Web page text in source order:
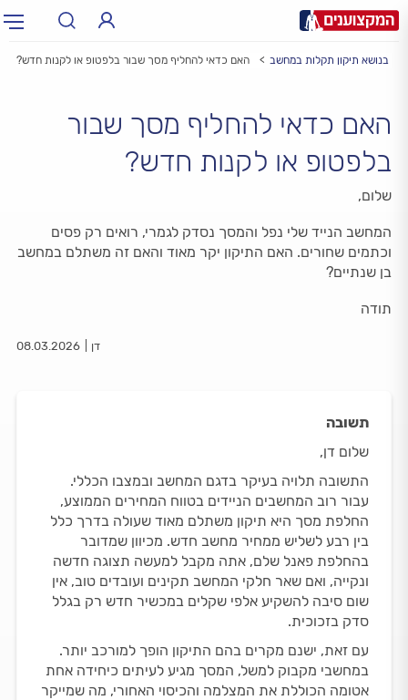
עיר: תל אביב, חיפה…
בנושא תיקון תקלות במחשב האם כדאי להחליף מסך שבור בלפטופ או לקנות חדש?
האם כדאי להחליף מסך שבור
בלפטופ או לקנות חדש?
שלום,
המחשב הנייד שלי נפל והמסך נסדק לגמרי, רואים רק פסים
וכתמים שחורים. האם התיקון יקר מאוד והאם זה משתלם במחשב
בן שנתיים?
תודה
דן 08.03.2026
תשובה
שלום דן,
התשובה תלויה בעיקר בדגם המחשב ובמצבו הכללי.
עבור רוב המחשבים הניידים בטווח המחירים הממוצע,
החלפת מסך היא תיקון משתלם מאוד שעולה בדרך כלל
בין רבע לשליש ממחיר מחשב חדש. מכיוון שמדובר
בהחלפת פאנל שלם, אתה מקבל למעשה תצוגה חדשה
ונקייה, ואם שאר חלקי המחשב תקינים ועובדים טוב, אין
שום סיבה להשקיע אלפי שקלים במכשיר חדש רק בגלל
סדק בזכוכית.
עם זאת, ישנם מקרים בהם התיקון הופך למורכב יותר.
במחשבי מקבוק למשל, המסך מגיע לעיתים כיחידה אחת
אטומה הכוללת את המצלמה והכיסוי האחורי, מה שמייקר